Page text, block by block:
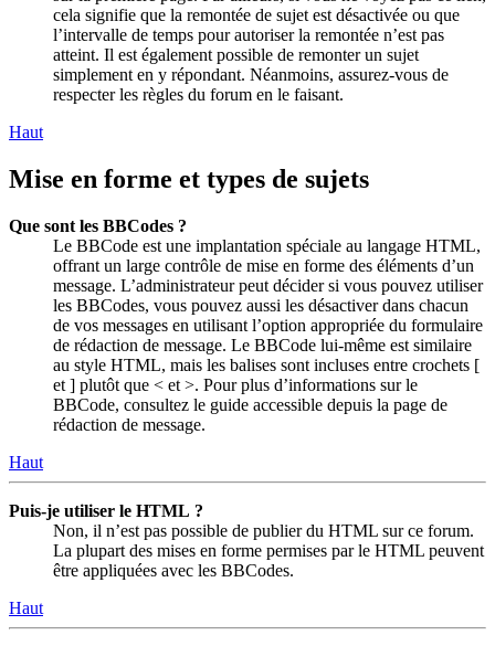
cela signifie que la remontée de sujet est désactivée ou que
l’intervalle de temps pour autoriser la remontée n’est pas
atteint. Il est également possible de remonter un sujet
simplement en y répondant. Néanmoins, assurez-vous de
respecter les règles du forum en le faisant.
Haut
Mise en forme et types de sujets
Que sont les BBCodes ?
Le BBCode est une implantation spéciale au langage HTML,
offrant un large contrôle de mise en forme des éléments d’un
message. L’administrateur peut décider si vous pouvez utiliser
les BBCodes, vous pouvez aussi les désactiver dans chacun
de vos messages en utilisant l’option appropriée du formulaire
de rédaction de message. Le BBCode lui-même est similaire
au style HTML, mais les balises sont incluses entre crochets [
et ] plutôt que < et >. Pour plus d’informations sur le
BBCode, consultez le guide accessible depuis la page de
rédaction de message.
Haut
Puis-je utiliser le HTML ?
Non, il n’est pas possible de publier du HTML sur ce forum.
La plupart des mises en forme permises par le HTML peuvent
être appliquées avec les BBCodes.
Haut